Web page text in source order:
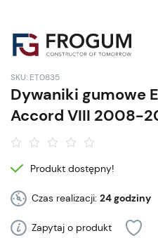
SKU: ET0835
Dywaniki gumowe
Accord VIII 2008-
Produkt dostępny!
Czas realizacji: 24 godziny
Zapytaj o produkt